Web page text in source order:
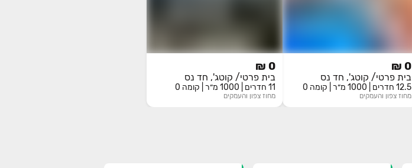
0 ₪
בית פרטי/ קוטג', חד נס
12.5 חדרים | 1000 מ״ר | קומה 0
מחוז צפון והעמקים
0 ₪
בית פרטי/ קוטג', חד נס
11 חדרים | 1000 מ״ר | קומה 0
מחוז צפון והעמקים